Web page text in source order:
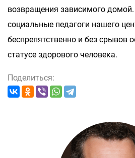
возвращения зависимого домой.
социальные педагоги нашего
беспрепятственно и без срывов
статусе здорового человека.
Поделиться: